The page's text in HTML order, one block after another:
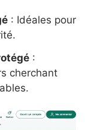
: Idéales pour
:
cherchant